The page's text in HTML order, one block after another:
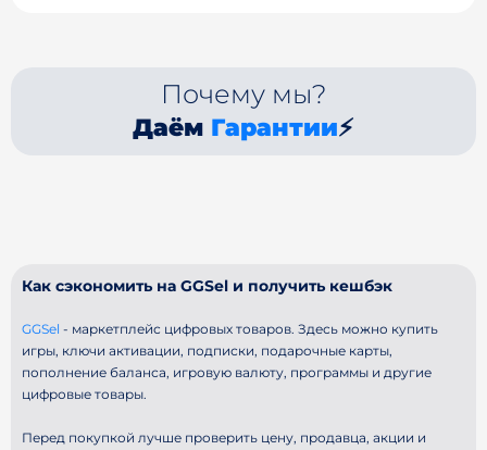
Почему мы?
Даём Гарантии⚡
Как сэкономить на GGSel и получить кешбэк
GGSel - маркетплейс цифровых товаров. Здесь можно купить
игры, ключи активации, подписки, подарочные карты,
пополнение баланса, игровую валюту, программы и другие
цифровые товары.
Перед покупкой лучше проверить цену, продавца, акции и